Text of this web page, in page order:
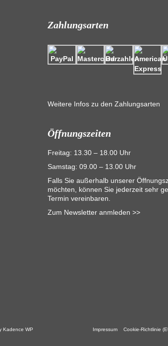
Zahlungsarten
Weitere Infos zu den Zahlungsarten
Öffnungszeiten
Freitag: 13.30 – 18.00 Uhr
Samstag: 09.00 – 13.00 Uhr
Falls Sie außerhalb unserer
möchten, können Sie jederzeit sehr
Termin vereinbaren.
Zum Newsletter anmleden >>
Impressum Cookie-Richtlinie
Kadence WP